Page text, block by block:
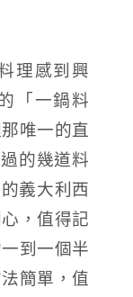
理感到興
「一鍋料
唯一的直
的幾道料
義大利西
，值得記
到一個半
簡單，值